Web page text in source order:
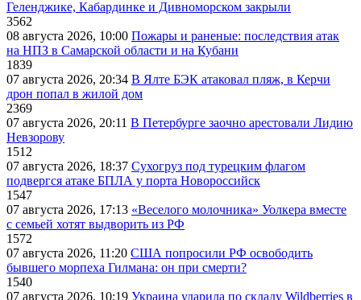
Геленджике, Кабардинке и Дивноморском закрыли
3562
08 августа 2026, 10:00 Пожары и раненые: последствия атак
на НПЗ в Самарской области и на Кубани
1839
07 августа 2026, 20:34 В Ялте БЭК атаковал пляж, в Керчи
дрон попал в жилой дом
2369
07 августа 2026, 20:11 В Петербурге заочно арестовали Лидию
Невзорову
1512
07 августа 2026, 18:37 Сухогруз под турецким флагом
подвергся атаке БПЛА у порта Новороссийск
1547
07 августа 2026, 17:13 «Веселого молочника» Уолкера вместе
с семьей хотят выдворить из РФ
1572
07 августа 2026, 11:20 США попросили РФ освободить
бывшего морпеха Гилмана: он при смерти?
1540
07 августа 2026, 10:19 Украина ударила по складу Wildberries в